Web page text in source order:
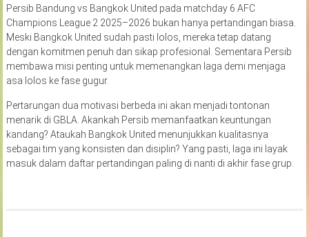
Persib Bandung vs Bangkok United pada matchday 6 AFC
Champions League 2 2025–2026 bukan hanya pertandingan biasa.
Meski Bangkok United sudah pasti lolos, mereka tetap datang
dengan komitmen penuh dan sikap profesional. Sementara Persib
membawa misi penting untuk memenangkan laga demi menjaga
asa lolos ke fase gugur.
Pertarungan dua motivasi berbeda ini akan menjadi tontonan
menarik di GBLA. Akankah Persib memanfaatkan keuntungan
kandang? Ataukah Bangkok United menunjukkan kualitasnya
sebagai tim yang konsisten dan disiplin? Yang pasti, laga ini layak
masuk dalam daftar pertandingan paling di nanti di akhir fase grup.